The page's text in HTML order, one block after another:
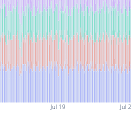
Jul 19 Jul